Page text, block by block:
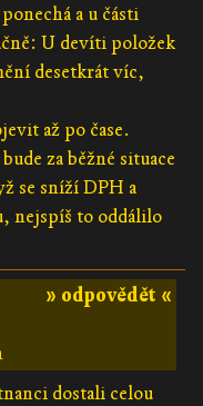
a u části
U devíti položek
desetkrát víc,
až po čase.
za běžné situace
se sníží DPH a
nejspíš to oddálilo
» odpovědět «
dostali celou